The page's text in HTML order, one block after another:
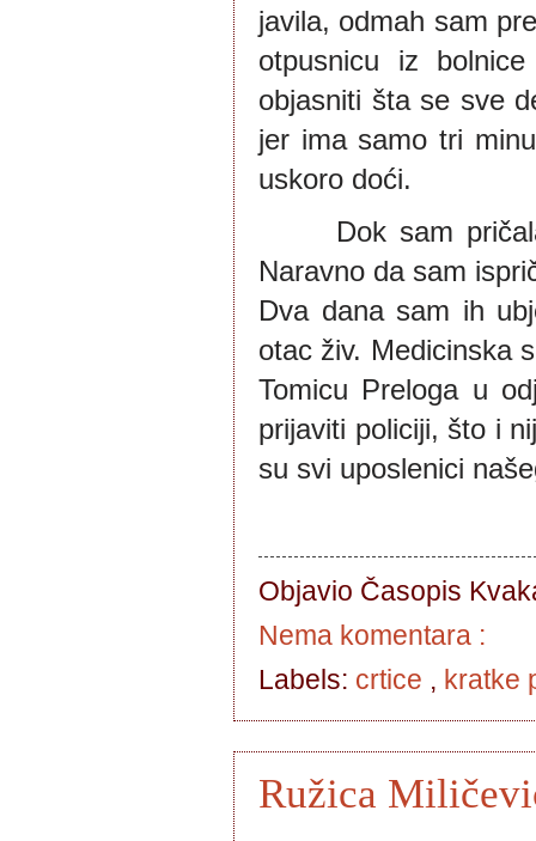
javila, odmah sam
otpusnicu iz
objasniti šta se sve
jer ima samo tri
uskoro doći.
Dok sam pričala
Naravno da sam
Dva dana sam ih
otac živ. Medicinska
Tomicu Preloga u
prijaviti policiji, što i
su svi uposlenici
Objavio Časopis
Nema komentara :
Labels: crtice , kratke
Ružica